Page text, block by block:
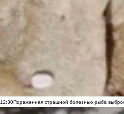
12:30Пораженная страшной болезнью рыба